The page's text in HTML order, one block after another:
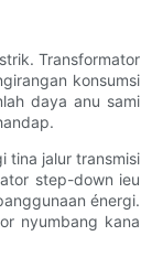
Transformator
konsumsi
daya anu sami
tina jalur transmisi
step-down ieu
énergi.
nyumbang kana